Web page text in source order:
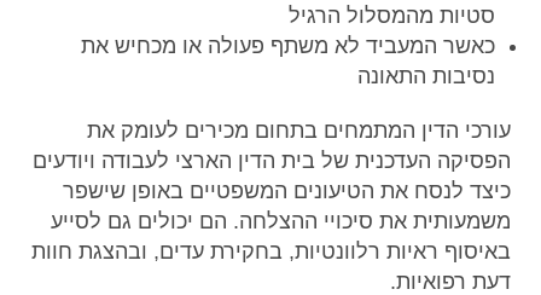
סטיות מהמסלול הרגיל
כאשר המעביד לא משתף פעולה או מכחיש את
נסיבות התאונה
עורכי הדין המתמחים בתחום מכירים לעומק את
הפסיקה העדכנית של בית הדין הארצי לעבודה ויודעים
כיצד לנסח את הטיעונים המשפטיים באופן שישפר
משמעותית את סיכויי ההצלחה. הם יכולים גם לסייע
באיסוף ראיות רלוונטיות, בחקירת עדים, ובהצגת חוות
דעת רפואיות.